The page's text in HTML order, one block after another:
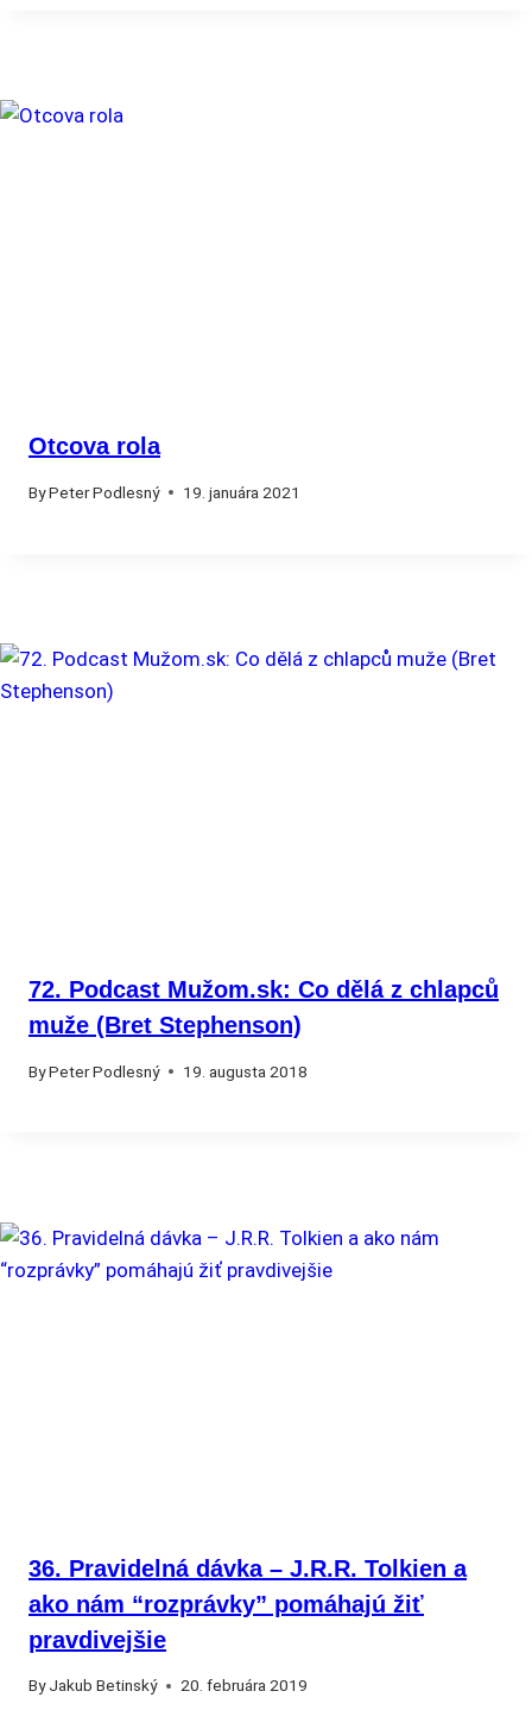
Otcova rola
ByPeter Podlesný 19. januára 2021
72. Podcast Mužom.sk: Co dělá z chlapců
muže (Bret Stephenson)
ByPeter Podlesný 19. augusta 2018
36. Pravidelná dávka – J.R.R. Tolkien a
ako nám “rozprávky” pomáhajú žiť
pravdivejšie
By Jakub Betinský 20. februára 2019